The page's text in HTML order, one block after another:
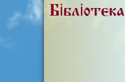
Бібліотека